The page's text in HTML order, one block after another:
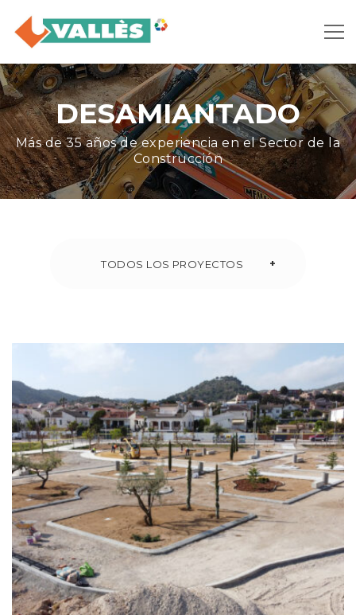
DESAMIANTADO
Más de 35 años de experiencia en el Sector de la
Construcción
TODOS LOS PROYECTOS +
Proyecto de prueba
Demoliciones Desamiantado